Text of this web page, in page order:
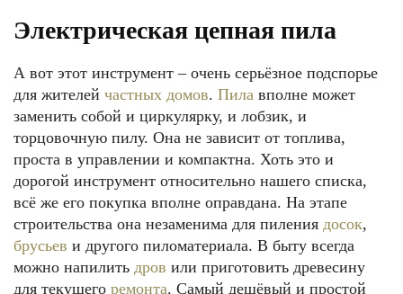
Электрическая цепная пила
А вот этот инструмент – очень серьёзное подспорье
для жителей частных домов. Пила вполне может
заменить собой и циркулярку, и лобзик, и
торцовочную пилу. Она не зависит от топлива,
проста в управлении и компактна. Хоть это и
дорогой инструмент относительно нашего списка,
всё же его покупка вполне оправдана. На этапе
строительства она незаменима для пиления досок,
брусьев и другого пиломатериала. В быту всегда
можно напилить дров или приготовить древесину
для текущего ремонта. Самый дешёвый и простой